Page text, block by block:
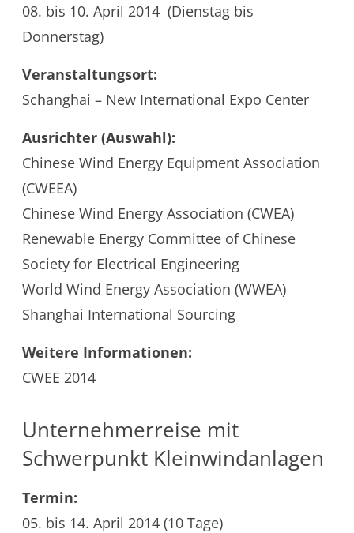
08. bis 10. April 2014 (Dienstag bis
Donnerstag)
Veranstaltungsort:
Schanghai – New International Expo Center
Ausrichter (Auswahl):
Chinese Wind Energy Equipment Association
(CWEEA)
Chinese Wind Energy Association (CWEA)
Renewable Energy Committee of Chinese
Society for Electrical Engineering
World Wind Energy Association (WWEA)
Shanghai International Sourcing
Weitere Informationen:
CWEE 2014
Unternehmerreise mit
Schwerpunkt Kleinwindanlagen
Termin:
05. bis 14. April 2014 (10 Tage)